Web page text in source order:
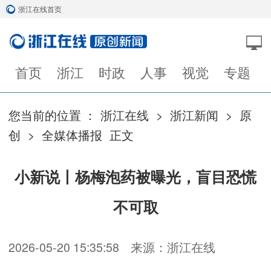
浙江在线首页
首页 浙江 时政 人事 视觉 专题
您当前的位置 ： 浙江在线 > 浙江新闻 > 原
创 > 全媒体播报 正文
小新说丨杨梅泡药被曝光，盲目恐慌
不可取
2026-05-20 15:35:58 来源：浙江在线